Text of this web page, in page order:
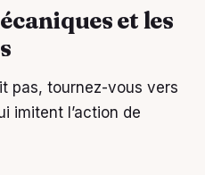
et les
pas, tournez-vous vers
imitent l’action de